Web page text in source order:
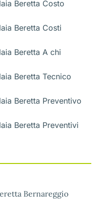
Beretta Costo
Beretta Costi
Beretta A chi
Beretta Tecnico
Beretta Preventivo
Beretta Preventivi
Bernareggio